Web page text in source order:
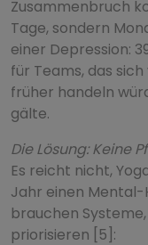
Zusammenbruch
Tage, sondern
einer Depression:
für Teams, das
früher handeln
gälte.
Die Lösung: Keine
Es reicht nicht,
Jahr einen
brauchen
priorisieren [5]: